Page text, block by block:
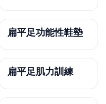
扁平足功能性鞋墊
扁平足肌力訓練